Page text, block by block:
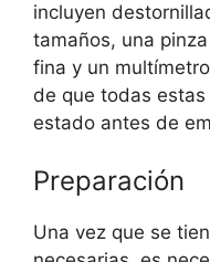
incluyen
tamaños, una
fina y un
de que todas
estado antes de
Preparación
Una vez que se